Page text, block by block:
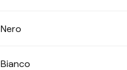
Nero
Bianco